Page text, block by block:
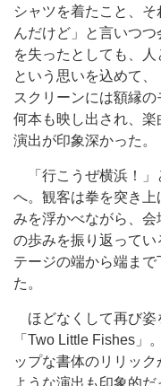
シャツを着たこと、
んだけど」と言いつ
を失ったとしても、
という思いを込めて、
スクリーンには額縁
何本も映し出され、
演出が印象深かった。
「行こうぜ横浜！」
へ。観客は拳を突き
みを浮かべながら、
の歩みを振り返って
テージの端から端ま
た。
ほどなくして再び姿
「Two Little Fishes」
ップな書体のリリッ
ような演出も印象的